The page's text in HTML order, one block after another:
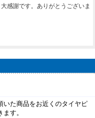
感謝です。ありがとうございま
いた商品をお近くのタイヤピ
す。